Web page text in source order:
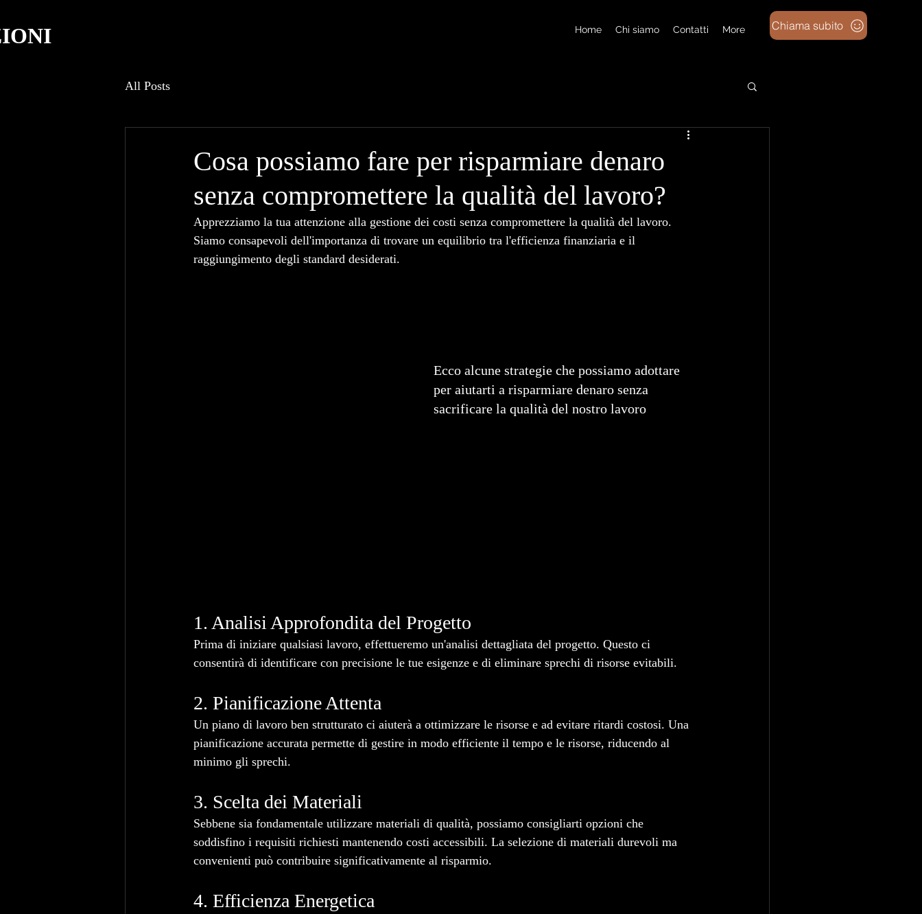
Home Chi siamo Contatti More Chiama subito
All Posts
Cosa possiamo fare per risparmiare denaro
senza compromettere la qualità del lavoro?
Apprezziamo la tua attenzione alla gestione dei costi senza compromettere la qualità del lavoro.
Siamo consapevoli dell'importanza di trovare un equilibrio tra l'efficienza finanziaria e il
raggiungimento degli standard desiderati.
Ecco alcune strategie che possiamo adottare
per aiutarti a risparmiare denaro senza
sacrificare la qualità del nostro lavoro
1. Analisi Approfondita del Progetto
Prima di iniziare qualsiasi lavoro, effettueremo un'analisi dettagliata del progetto. Questo ci
consentirà di identificare con precisione le tue esigenze e di eliminare sprechi di risorse evitabili.
2. Pianificazione Attenta
Un piano di lavoro ben strutturato ci aiuterà a ottimizzare le risorse e ad evitare ritardi costosi. Una
pianificazione accurata permette di gestire in modo efficiente il tempo e le risorse, riducendo al
minimo gli sprechi.
3. Scelta dei Materiali
Sebbene sia fondamentale utilizzare materiali di qualità, possiamo consigliarti opzioni che
soddisfino i requisiti richiesti mantenendo costi accessibili. La selezione di materiali durevoli ma
convenienti può contribuire significativamente al risparmio.
4. Efficienza Energetica